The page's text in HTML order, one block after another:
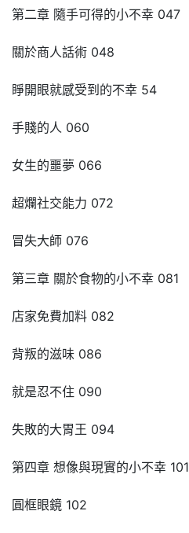
第二章 隨手可得的小不幸 047
關於商人話術 048
睜開眼就感受到的不幸 54
手賤的人 060
女生的噩夢 066
超爛社交能力 072
冒失大師 076
第三章 關於食物的小不幸 081
店家免費加料 082
背叛的滋味 086
就是忍不住 090
失敗的大胃王 094
第四章 想像與現實的小不幸 101
圓框眼鏡 102